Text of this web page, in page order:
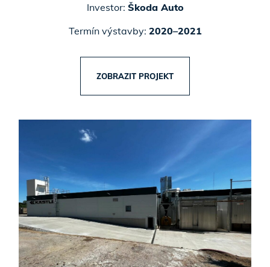
Investor: Škoda Auto
Termín výstavby: 2020–2021
ZOBRAZIT PROJEKT